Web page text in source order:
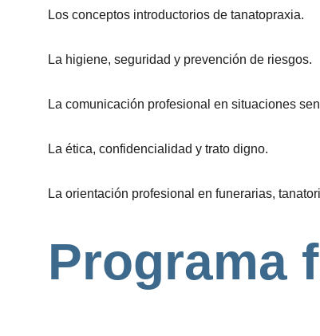
Los conceptos introductorios de tanatopraxia.
La higiene, seguridad y prevención de riesgos.
La comunicación profesional en situaciones
La ética, confidencialidad y trato digno.
La orientación profesional en funerarias,
Programa